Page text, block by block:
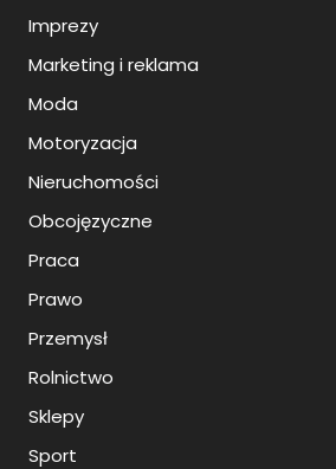
Imprezy
Marketing i reklama
Moda
Motoryzacja
Nieruchomości
Obcojęzyczne
Praca
Prawo
Przemysł
Rolnictwo
Sklepy
Sport